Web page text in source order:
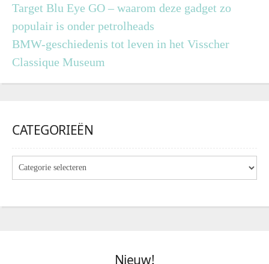
Target Blu Eye GO – waarom deze gadget zo
populair is onder petrolheads
BMW-geschiedenis tot leven in het Visscher
Classique Museum
CATEGORIEËN
Nieuw!